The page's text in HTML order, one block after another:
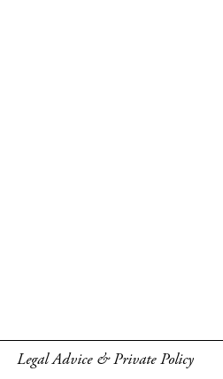
Legal Advice & Private Policy